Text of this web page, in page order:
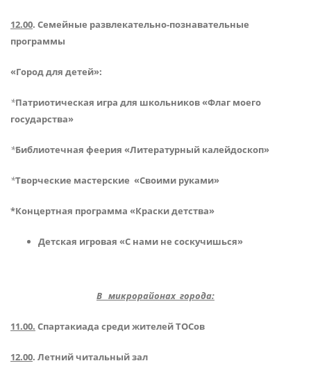
12.00. Семейные развлекательно-познавательные
программы
«Город для детей»:
*Патриотическая игра для школьников «Флаг моего
государства»
*Библиотечная феерия «Литературный калейдоскоп»
*Творческие мастерские «Своими руками»
*Концертная программа «Краски детства»
Детская игровая «С нами не соскучишься»
В микрорайонах города:
11.00. Спартакиада среди жителей ТОСов
12.00. Летний читальный зал